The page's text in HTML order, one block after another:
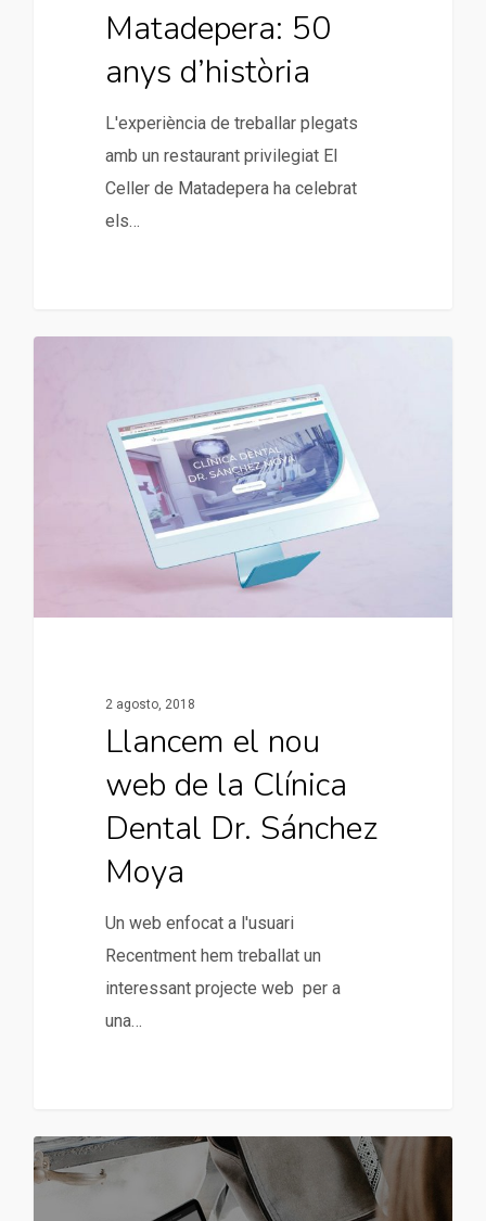
Matadepera: 50
anys d’història
L'experiència de treballar plegats
amb un restaurant privilegiat El
Celler de Matadepera ha celebrat
els…
2 agosto, 2018
Llancem el nou
web de la Clínica
Dental Dr. Sánchez
Moya
Un web enfocat a l'usuari
Recentment hem treballat un
interessant projecte web per a
una…